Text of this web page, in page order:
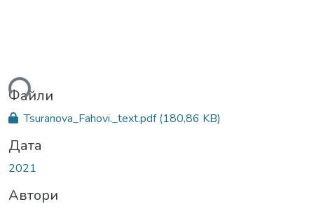
Файли
Tsuranova_Fahovi._text.pdf(180,86 KB)
Дата
2021
Автори